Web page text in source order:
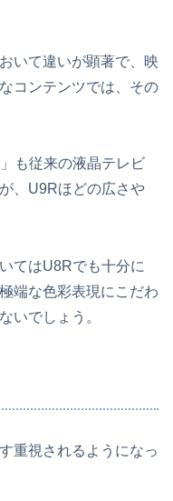
いて違いが顕著で、映
コンテンツでは、その
も従来の液晶テレビ
、U9Rほどの広さや
てはU8Rでも十分に
端な色彩表現にこだわ
いでしょう。
重視されるようになっ